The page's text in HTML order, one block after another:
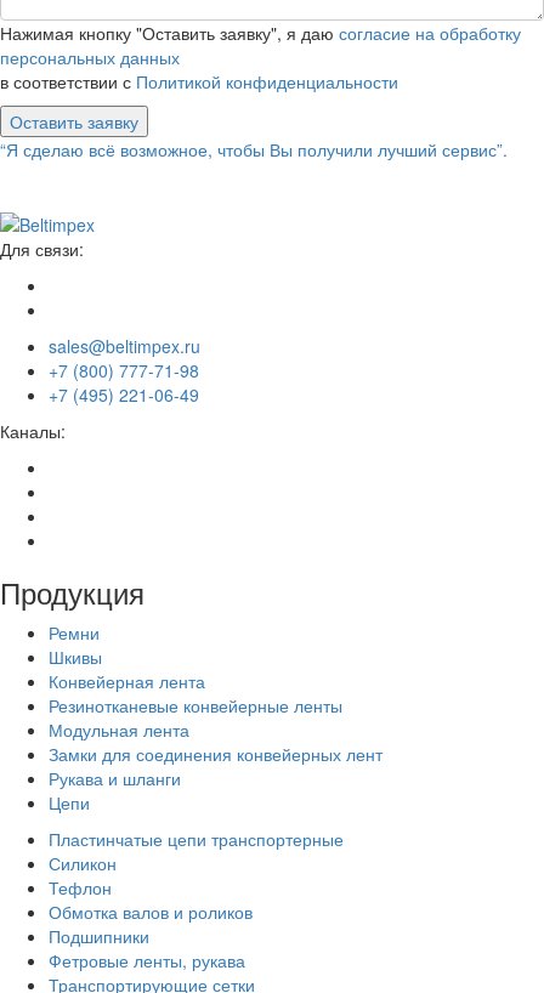
Нажимая кнопку "Оставить заявку", я даю согласие на обработку
персональных данных
в соответствии с Политикой конфиденциальности
Оставить заявку
“Я сделаю всё возможное, чтобы Вы получили лучший сервис”.
Для связи:
sales@beltimpex.ru
+7 (800) 777-71-98
+7 (495) 221-06-49
Каналы:
Продукция
Ремни
Шкивы
Конвейерная лента
Резинотканевые конвейерные ленты
Модульная лента
Замки для соединения конвейерных лент
Рукава и шланги
Цепи
Пластинчатые цепи транспортерные
Силикон
Тефлон
Обмотка валов и роликов
Подшипники
Фетровые ленты, рукава
Транспортирующие сетки